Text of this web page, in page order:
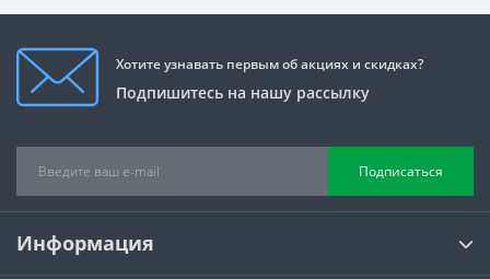
Хотите узнавать первым об акциях и скидках?
Подпишитесь на нашу рассылку
Подписаться
Информация